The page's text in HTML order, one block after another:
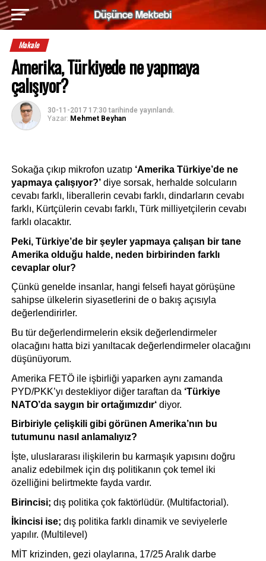
Makale
Amerika, Türkiyede ne yapmaya
çalışıyor?
30-11-2017 17:30 tarihinde yayınlandı.
Yazar: Mehmet Beyhan
Sokağa çıkıp mikrofon uzatıp ‘Amerika Türkiye’de ne
yapmaya çalışıyor?’ diye sorsak, herhalde solcuların
cevabı farklı, liberallerin cevabı farklı, dindarların cevabı
farklı, Kürtçülerin cevabı farklı, Türk milliyetçilerin cevabı
farklı olacaktır.
Peki, Türkiye’de bir şeyler yapmaya çalışan bir tane
Amerika olduğu halde, neden birbirinden farklı
cevaplar olur?
Çünkü genelde insanlar, hangi felsefi hayat görüşüne
sahipse ülkelerin siyasetlerini de o bakış açısıyla
değerlendirirler.
Bu tür değerlendirmelerin eksik değerlendirmeler
olacağını hatta bizi yanıltacak değerlendirmeler olacağını
düşünüyorum.
Amerika FETÖ ile işbirliği yaparken aynı zamanda
PYD/PKK’yı destekliyor diğer taraftan da ‘Türkiye
NATO’da saygın bir ortağımızdır‘ diyor.
Birbiriyle çelişkili gibi görünen Amerika’nın bu
tutumunu nasıl anlamalıyız?
İşte, uluslararası ilişkilerin bu karmaşık yapısını doğru
analiz edebilmek için dış politikanın çok temel iki
özelliğini belirtmekte fayda vardır.
Birincisi; dış politika çok faktörlüdür. (Multifactorial).
İkincisi ise; dış politika farklı dinamik ve seviyelerle
yapılır. (Multilevel)
MİT krizinden, gezi olaylarına, 17/25 Aralık darbe